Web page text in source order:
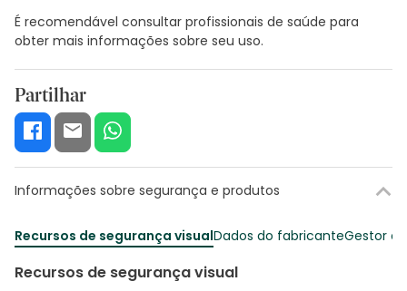
É recomendável consultar profissionais de saúde para
obter mais informações sobre seu uso.
Partilhar
Informações sobre segurança e produtos
Recursos de segurança visualDados do fabricanteGestor
Recursos de segurança visual